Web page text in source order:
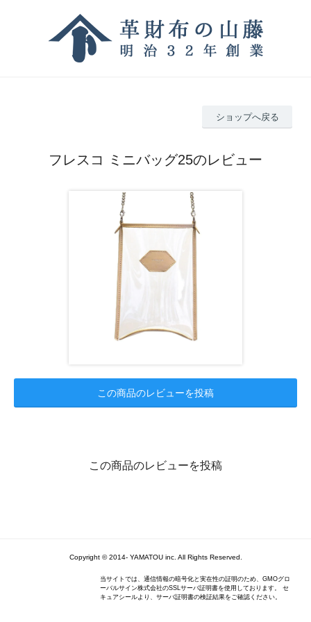
ショップへ戻る
フレスコ ミニバッグ25のレビュー
この商品のレビューを投稿
この商品のレビューを投稿
Copyright ©2014- YAMATOU inc. All Rights Reserved.
当サイトでは、通信情報の暗号化と実在性の証明のため、GMOグロ
ーバルサイン株式会社のSSLサーバ証明書を使用しております。 セ
キュアシールより、サーバ証明書の検証結果をご確認ください。